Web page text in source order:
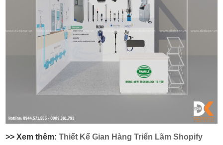
>> Xem thêm:Thiết Kế Gian Hàng Triển Lãm Shopify